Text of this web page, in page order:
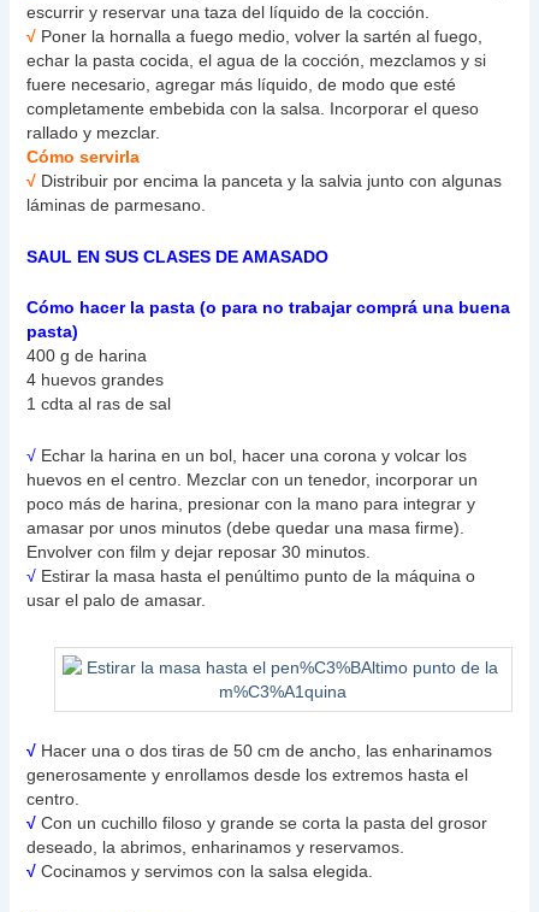
escurrir y reservar una taza del líquido de la cocción.
√ Poner la hornalla a fuego medio, volver la sartén al fuego,
echar la pasta cocida, el agua de la cocción, mezclamos y si
fuere necesario, agregar más líquido, de modo que esté
completamente embebida con la salsa. Incorporar el queso
rallado y mezclar.
Cómo servirla
√ Distribuir por encima la panceta y la salvia junto con algunas
láminas de parmesano.
SAUL EN SUS CLASES DE AMASADO
Cómo hacer la pasta (o para no trabajar comprá una buena
pasta)
400 g de harina
4 huevos grandes
1 cdta al ras de sal
√ Echar la harina en un bol, hacer una corona y volcar los
huevos en el centro. Mezclar con un tenedor, incorporar un
poco más de harina, presionar con la mano para integrar y
amasar por unos minutos (debe quedar una masa firme).
Envolver con film y dejar reposar 30 minutos.
√ Estirar la masa hasta el penúltimo punto de la máquina o
usar el palo de amasar.
√ Hacer una o dos tiras de 50 cm de ancho, las enharinamos
generosamente y enrollamos desde los extremos hasta el
centro.
√ Con un cuchillo filoso y grande se corta la pasta del grosor
deseado, la abrimos, enharinamos y reservamos.
√ Cocinamos y servimos con la salsa elegida.